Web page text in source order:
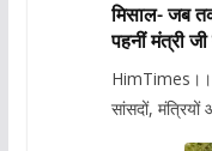
मिसाल- जब
पहनीं मंत्री
HimTimes।।
सांसदों, मंत्रियों